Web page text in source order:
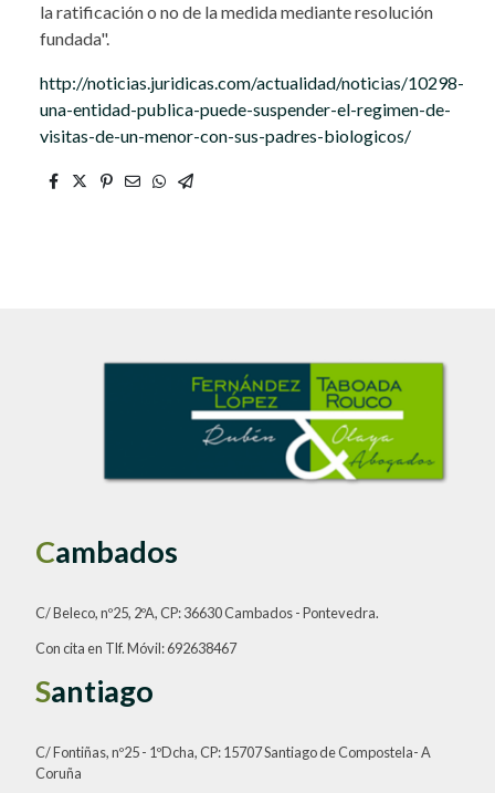
la ratificación o no de la medida mediante resolución
fundada".
http://noticias.juridicas.com/actualidad/noticias/10298-
una-entidad-publica-puede-suspender-el-regimen-de-
visitas-de-un-menor-con-sus-padres-biologicos/
Cambados
C/ Beleco, nº25, 2ºA, CP: 36630 Cambados - Pontevedra.
Con cita en Tlf. Móvil: 692638467
Santiago
C/ Fontiñas, nº25 - 1ºDcha, CP: 15707 Santiago de Compostela- A
Coruña